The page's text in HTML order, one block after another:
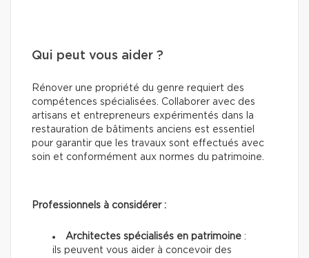
Qui peut vous aider ?
Rénover une propriété du genre requiert des
compétences spécialisées. Collaborer avec des
artisans et entrepreneurs expérimentés dans la
restauration de bâtiments anciens est essentiel
pour garantir que les travaux sont effectués avec
soin et conformément aux normes du patrimoine.
Professionnels à considérer :
Architectes spécialisés en patrimoine :
ils peuvent vous aider à concevoir des